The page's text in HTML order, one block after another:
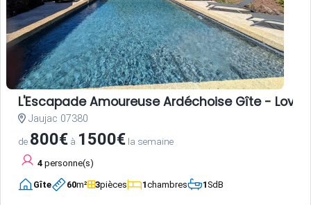
L'Escapade Amoureuse Ardéchoise Gîte -
Jaujac 07380
de 800€ à 1500€ la semaine
4 personne(s)
Gîte 60m² 3pièces 1chambres 1SdB